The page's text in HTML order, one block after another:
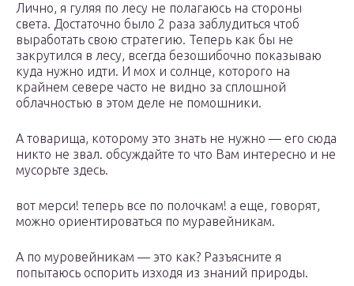
Лично, я гуляя по лесу не полагаюсь на стороны
света. Достаточно было 2 раза заблудиться чтоб
выработать свою стратегию. Теперь как бы не
закрутился в лесу, всегда безошибочно показываю
куда нужно идти. И мох и солнце, которого на
крайнем севере часто не видно за сплошной
облачностью в этом деле не помошники.
А товарища, которому это знать не нужно — его сюда
никто не звал. обсуждайте то что Вам интересно и не
мусорьте здесь.
вот мерси! теперь все по полочкам! а еще, говорят,
можно ориентироваться по муравейникам.
А по муровейникам — это как? Разъясните я
попытаюсь оспорить изходя из знаний природы.